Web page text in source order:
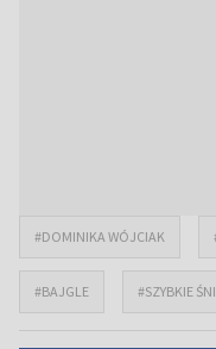
#DOMINIKA WÓJCIAK
#BAJGLE #SZYBKIE